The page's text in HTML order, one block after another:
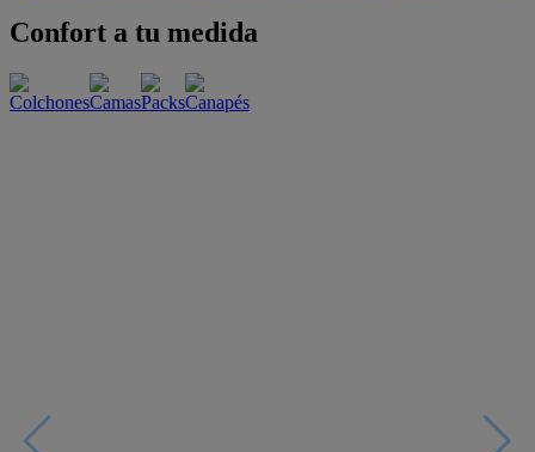
Confort a tu medida